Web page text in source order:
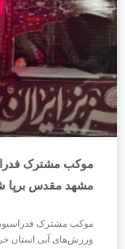
موکب مشترک
مشهد مقدس برپا
موکب مشترک
ورزش‌های آبی استان